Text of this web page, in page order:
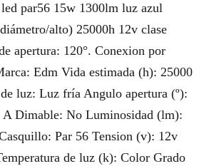
par56 15w 1300lm luz azul
alto) 25000h 12v clase
apertura: 120°. Conexion por
Edm Vida estimada (h): 25000
luz: Luz fría Angulo apertura (º):
A Dimable: No Luminosidad (lm):
Par 56 Tension (v): 12v
de luz (k): Color Grado